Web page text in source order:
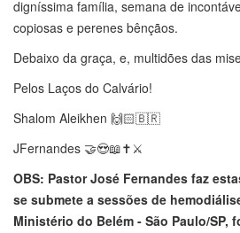
digníssima família, semana de
copiosas e perenes bênçãos.
Debaixo da graça, e, multidões das
Pelos Laços do Calvário!
Shalom Aleikhen 🙌🏻🇧🇷
JFernandes 🤝😍📖✝️⚔️
OBS: Pastor José Fernandes faz
se submete a sessões de
Ministério do Belém - São Paulo/SP,